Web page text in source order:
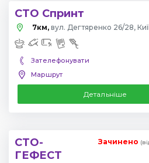
СТО Спринт
7км, вул. Дегтяренко 26/28,
Зателефонувати
Маршрут
Детальніше
СТО-
ГЕФЕСТ
Зачинено